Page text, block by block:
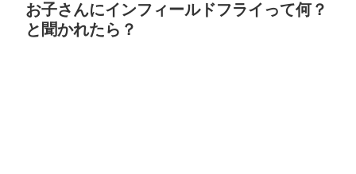
お子さんにインフィールドフライって何？
と聞かれたら？